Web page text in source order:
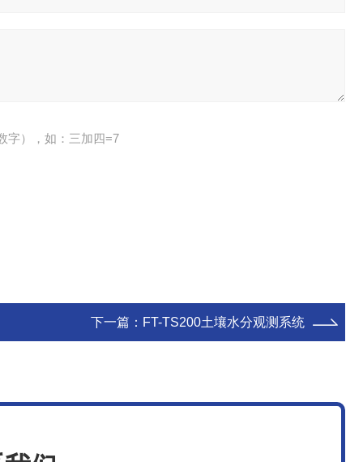
字），如：三加四=7
下一篇： FT-TS200土壤水分观测系统